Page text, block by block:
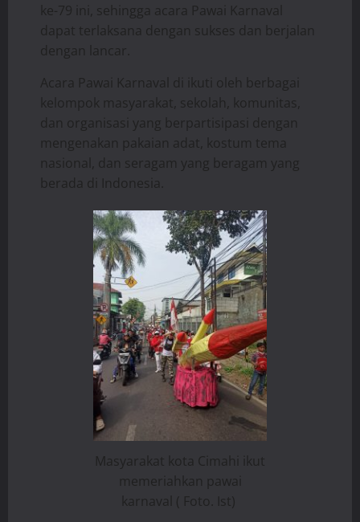
ke-79 ini, sehingga acara Pawai Karnaval
dapat terlaksana dengan sukses dan berjalan
dengan lancar.
Acara Pawai Karnaval di ikuti oleh berbagai
kelompok masyarakat, sekolah, komunitas,
dan organisasi yang berpartisipasi dengan
mengenakan pakaian adat, kostum tema
nasional, dan seragam yang beragam yang
berada di Indonesia.
Masyarakat kota Cimahi ikut
memeriahkan pawai
karnaval ( Foto. Ist)